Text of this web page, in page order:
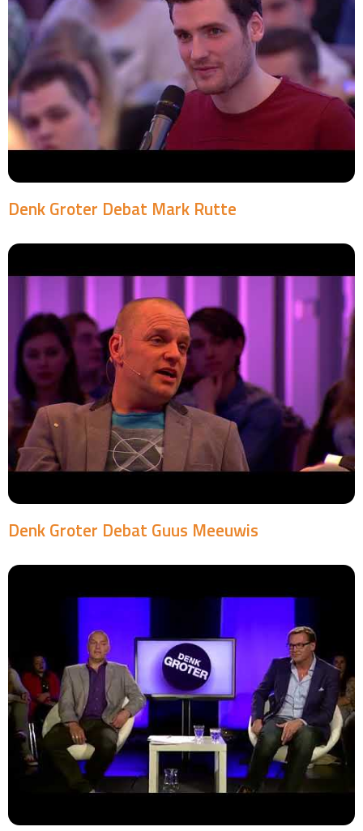
Denk Groter Debat Mark Rutte
Denk Groter Debat Guus Meeuwis